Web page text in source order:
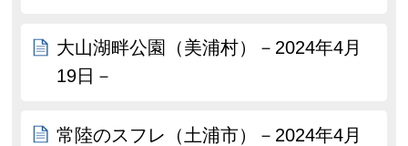
大山湖畔公園（美浦村）－2024年4月
19日－
常陸のスフレ（土浦市）－2024年4月